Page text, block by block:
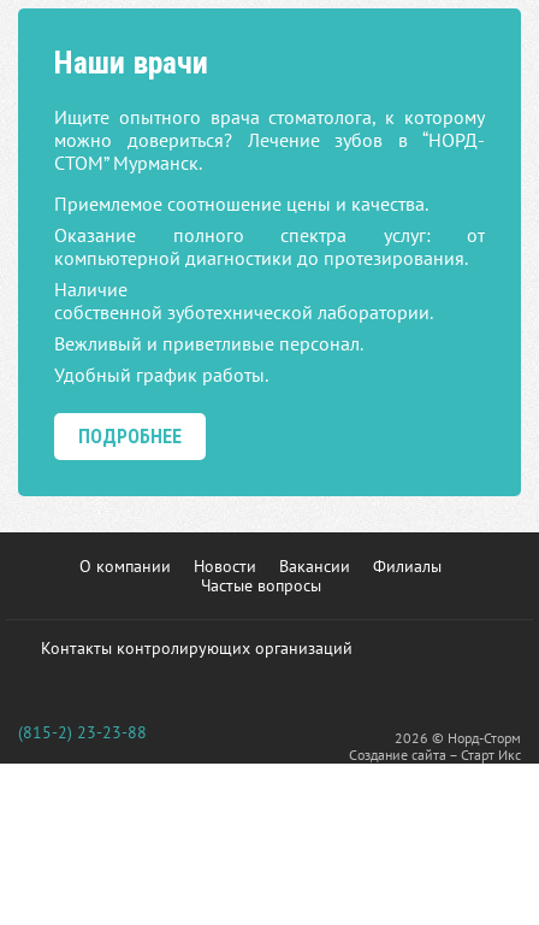
Наши врачи
Ищите опытного врача стоматолога, к которому
можно довериться? Лечение зубов в “НОРД-
СТОМ” Мурманск.
Приемлемое соотношение цены и качества.
Оказание полного спектра услуг: от
компьютерной диагностики до протезирования.
Наличие
собственной зуботехнической лаборатории.
Вежливый и приветливые персонал.
Удобный график работы.
ПОДРОБНЕЕ
О компании Новости Вакансии
Филиалы
Частые вопросы
Контакты контролирующих организаций
(815-2) 23-23-88
2026 © Норд-Сторм
Создание сайта – Старт Икс